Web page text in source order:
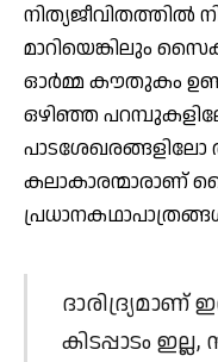
നിത്യജീവിതത്തില്‍
മാറിയെങ്കിലും
ഓര്‍മ്മ കൗതുകം
ഒഴിഞ്ഞ
പാടശേഖരങ്ങളിലോ
കലാകാരന്മാരാണ്
കിടപ്പാടം